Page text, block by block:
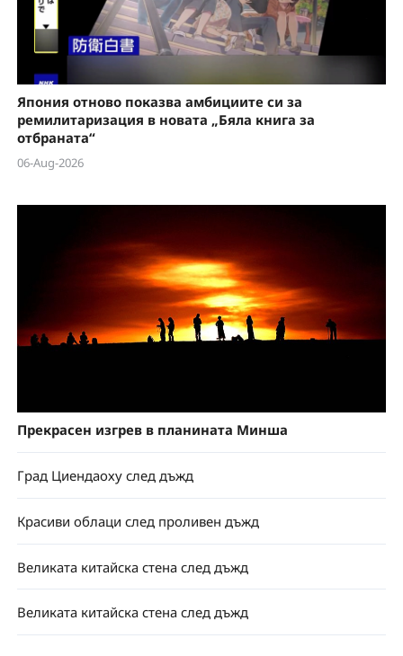
Япония отново показва амбициите си за
ремилитаризация в новата „Бяла книга за
отбраната“
06-Aug-2026
Прекрасен изгрев в планината Минша
Град Циендаоху след дъжд
Красиви облаци след проливен дъжд
Великата китайска стена след дъжд
Великата китайска стена след дъжд